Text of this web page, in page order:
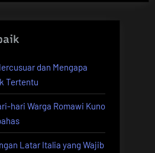
dan Mengapa
Tertentu
hari Warga Romawi Kuno
Latar Italia yang Wajib